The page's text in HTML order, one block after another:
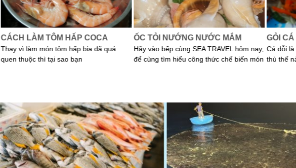
CÁCH LÀM TÔM HẤP COCA
Thay vì làm món tôm hấp bia đã quá
quen thuộc thì tại sao bạn
ỐC TỎI NƯỚNG NƯỚC MẮM
Hãy vào bếp cùng SEA TRAVEL hôm nay,
để cùng tìm hiểu công thức chế biến món
GỎI CÁ
Cá dỗi
thù thế